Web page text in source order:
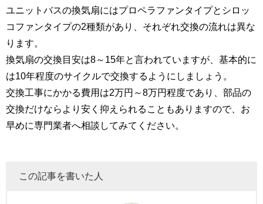
ユニットバスの換気扇にはプロペラファンタイプとシロッ
コファンタイプの2種類があり、それぞれ交換の流れは異な
ります。
換気扇の交換目安は8～15年と言われていますが、基本的に
は10年程度のサイクルで交換するようにしましょう。
交換工事にかかる費用は2万円～8万円程度であり、部品の
交換だけならより安く抑えられることもありますので、お
早めに専門業者へ相談してみてください。
この記事を書いた人